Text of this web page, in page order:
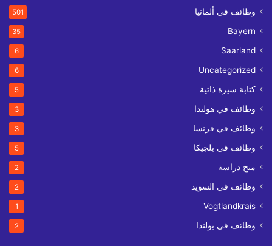
وظائف في ألمانيا 501
Bayern
35
Saarland
6
Uncategorized
6
كتابة سيرة ذاتية 5
وظائف في هولندا 3
وظائف في فرنسا 3
وظائف في بلجيكا 5
منح دراسة 2
وظائف في السويد 2
Vogtlandkrais
1
وظائف في بولندا 2